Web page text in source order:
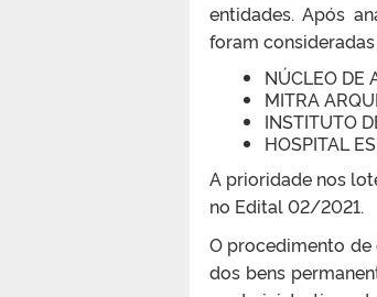
entidades. Após
foram
NÚCLEO DE
MITRA
INSTITUTO
HOSPITAL
A prioridade nos
no Edital 02/2021.
O procedimento
dos bens